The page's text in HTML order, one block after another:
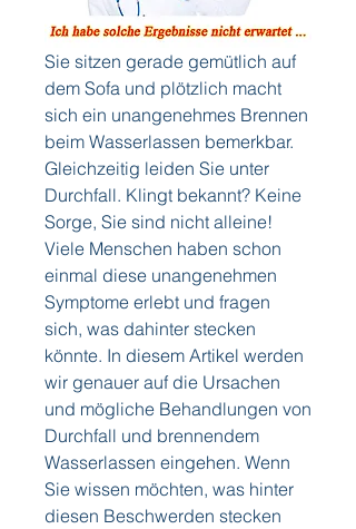
Sie sitzen gerade gemütlich auf
dem Sofa und plötzlich macht
sich ein unangenehmes Brennen
beim Wasserlassen bemerkbar.
Gleichzeitig leiden Sie unter
Durchfall. Klingt bekannt? Keine
Sorge, Sie sind nicht alleine!
Viele Menschen haben schon
einmal diese unangenehmen
Symptome erlebt und fragen
sich, was dahinter stecken
könnte. In diesem Artikel werden
wir genauer auf die Ursachen
und mögliche Behandlungen von
Durchfall und brennendem
Wasserlassen eingehen. Wenn
Sie wissen möchten, was hinter
diesen Beschwerden stecken